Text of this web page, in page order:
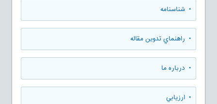
• شناسنامه
• راهنماي تدوين مقاله
• درباره ما
• ارزيابي